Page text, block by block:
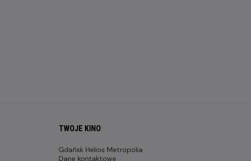
TWOJE KINO
Gdańsk Helios Metropolia
Dane kontaktowe